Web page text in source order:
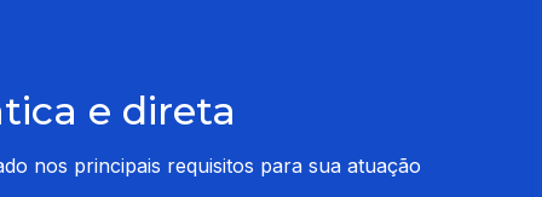
e direta
nos principais requisitos para sua atuação